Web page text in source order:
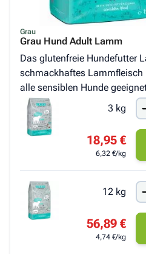
Grau
Grau Hund Adult Lamm
Das glutenfreie Hundefutter
schmackhaftes
alle sensiblen Hunde
3 kg
18,95 €
6,32 €/kg
12 kg
56,89 €
4,74 €/kg